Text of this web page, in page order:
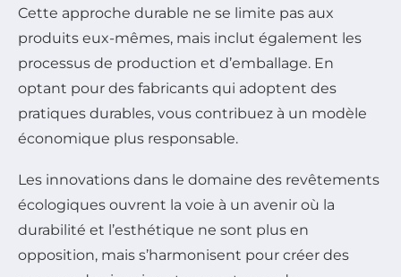
Cette approche durable ne se limite pas aux
produits eux-mêmes, mais inclut également les
processus de production et d’emballage. En
optant pour des fabricants qui adoptent des
pratiques durables, vous contribuez à un modèle
économique plus responsable.
Les innovations dans le domaine des revêtements
écologiques ouvrent la voie à un avenir où la
durabilité et l’esthétique ne sont plus en
opposition, mais s’harmonisent pour créer des